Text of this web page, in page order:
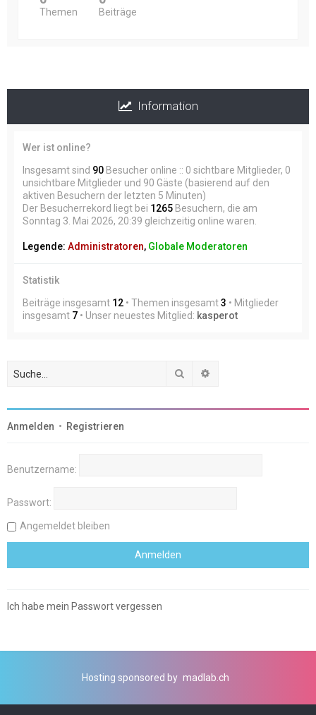
Themen Beiträge
Information
Wer ist online?
Insgesamt sind 90 Besucher online :: 0 sichtbare Mitglieder, 0
unsichtbare Mitglieder und 90 Gäste (basierend auf den
aktiven Besuchern der letzten 5 Minuten)
Der Besucherrekord liegt bei 1265 Besuchern, die am
Sonntag 3. Mai 2026, 20:39 gleichzeitig online waren.
Legende: Administratoren, Globale Moderatoren
Statistik
Beiträge insgesamt 12 • Themen insgesamt3 • Mitglieder
insgesamt 7 • Unser neuestes Mitglied: kasperot
Suche
Anmelden • Registrieren
Benutzername:
Passwort:
Angemeldet bleiben
Ich habe mein Passwort vergessen
Hosting sponsored by madlab.ch